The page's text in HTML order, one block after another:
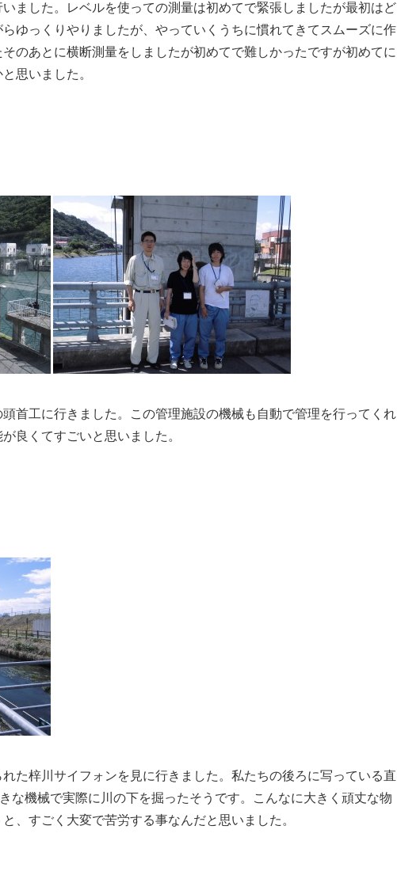
ました。レベルを使っての測量は初めてで緊張しましたが最初はど
ゆっくりやりましたが、やっていくうちに慣れてきてスムーズに作
のあとに横断測量をしましたが初めてで難しかったですが初めてに
思いました。
首工に行きました。この管理施設の機械も自動で管理を行ってくれ
良くてすごいと思いました。
た梓川サイフォンを見に行きました。私たちの後ろに写っている直
な機械で実際に川の下を掘ったそうです。こんなに大きく頑丈な物
、すごく大変で苦労する事なんだと思いました。